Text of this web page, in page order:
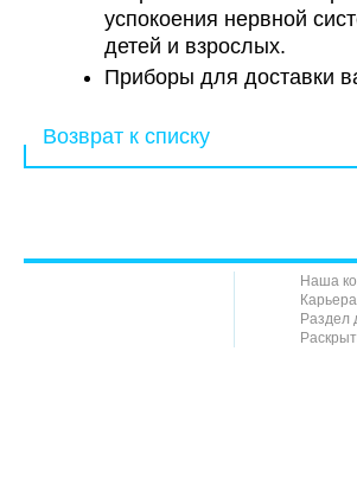
успокоения нервной
детей и взрослых.
Приборы для доставки
Возврат к списку
Наша
Раздел